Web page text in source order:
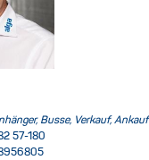
Busse, Verkauf, Ankauf
57-180